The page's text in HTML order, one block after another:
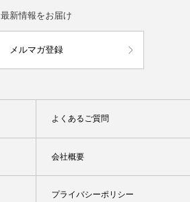
最新情報をお届け
メルマガ登録
よくあるご質問
会社概要
プライバシーポリシー